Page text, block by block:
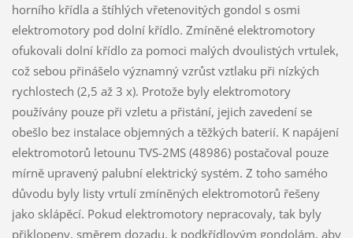
horního křídla a štíhlých vřetenovitých gondol s osmi
elektromotory pod dolní křídlo. Zmíněné elektromotory
ofukovali dolní křídlo za pomoci malých dvoulistých vrtulek,
což sebou přinášelo významný vzrůst vztlaku při nízkých
rychlostech (2,5 až 3 x). Protože byly elektromotory
používány pouze při vzletu a přistání, jejich zavedení se
obešlo bez instalace objemných a těžkých baterií. K napájení
elektromotorů letounu TVS-2MS (48986) postačoval pouze
mírně upravený palubní elektrický systém. Z toho samého
důvodu byly listy vrtulí zmíněných elektromotorů řešeny
jako sklápěcí. Pokud elektromotory nepracovaly, tak byly
přiklopeny, směrem dozadu, k podkřídlovým gondolám, aby